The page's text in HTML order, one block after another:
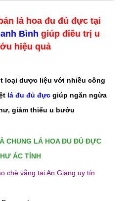
lá hoa đu đủ đực tại
Bình giúp điều trị u
hiệu quả
loại dược liệu với nhiều công
lá đu đủ đựcgiúp ngăn ngừa
giảm thiểu u bướu
CHUNG LÁ HOA ĐU ĐỦ ĐỰC
ÁC TÍNH